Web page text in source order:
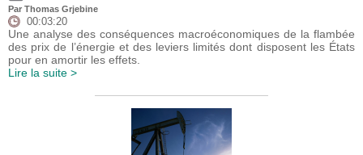
Par Thomas Grjebine
00:03:20
Une analyse des conséquences macroéconomiques de la flambée
des prix de l’énergie et des leviers limités dont disposent les États
pour en amortir les effets.
Lire la suite >